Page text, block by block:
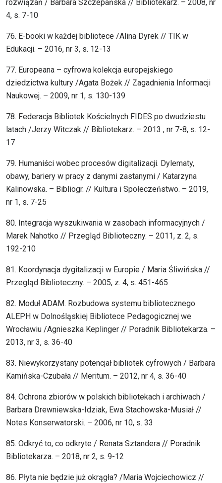
rozwiązań / Barbara Szczepańska // Bibliotekarz. – 2008, nr
4, s. 7-10
76. E-booki w każdej bibliotece /Alina Dyrek // TIK w
Edukacji. – 2016, nr 3, s. 12-13
77. Europeana – cyfrowa kolekcja europejskiego
dziedzictwa kultury /Agata Bożek // Zagadnienia Informacji
Naukowej. – 2009, nr 1, s. 130-139
78. Federacja Bibliotek Kościelnych FIDES po dwudziestu
latach /Jerzy Witczak // Bibliotekarz. – 2013 , nr 7-8, s. 12-
17
79. Humaniści wobec procesów digitalizacji. Dylematy,
obawy, bariery w pracy z danymi zastanymi / Katarzyna
Kalinowska. – Bibliogr. // Kultura i Społeczeństwo. – 2019,
nr 1, s. 7-25
80. Integracja wyszukiwania w zasobach informacyjnych /
Marek Nahotko // Przegląd Biblioteczny. – 2011, z. 2, s.
192-210
81. Koordynacja dygitalizacji w Europie / Maria Śliwińska //
Przegląd Biblioteczny. – 2005, z. 4, s. 451-465
82. Moduł ADAM. Rozbudowa systemu bibliotecznego
ALEPH w Dolnośląskiej Bibliotece Pedagogicznej we
Wrocławiu /Agnieszka Keplinger // Poradnik Bibliotekarza. –
2013, nr 3, s. 36-40
83. Niewykorzystany potencjał bibliotek cyfrowych / Barbara
Kamińska-Czubała // Meritum. – 2012, nr 4, s. 36-40
84. Ochrona zbiorów w polskich bibliotekach i archiwach /
Barbara Drewniewska-Idziak, Ewa Stachowska-Musiał //
Notes Konserwatorski. – 2006, nr 10, s. 33
85. Odkryć to, co odkryte / Renata Sztandera // Poradnik
Bibliotekarza. – 2018, nr 2, s. 9-12
86. Płyta nie będzie już okrągła? /Maria Wojciechowicz //